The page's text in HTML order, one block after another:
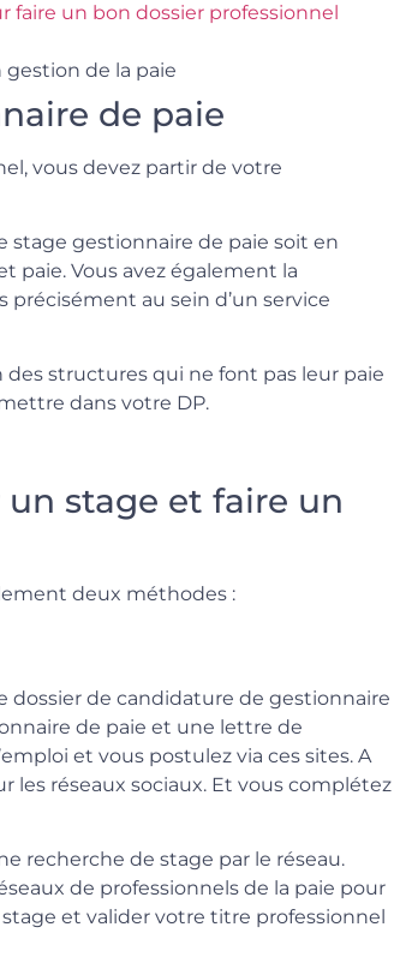
faire un bon dossier professionnel
de la paie
de paie
vous devez partir de votre
stage gestionnaire de paie soit en
paie. Vous avez également la
au sein d’un service
des structures qui ne font pas leur paie
dans votre DP.
stage et faire un
deux méthodes :
dossier de candidature de gestionnaire
de paie et une lettre de
et vous postulez via ces sites. A
les réseaux sociaux. Et vous complétez
recherche de stage par le réseau.
de professionnels de la paie pour
et valider votre titre professionnel